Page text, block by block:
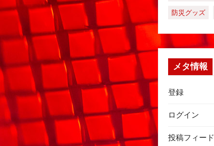
防災グッズ
メタ情報
登録
ログイン
投稿フィード